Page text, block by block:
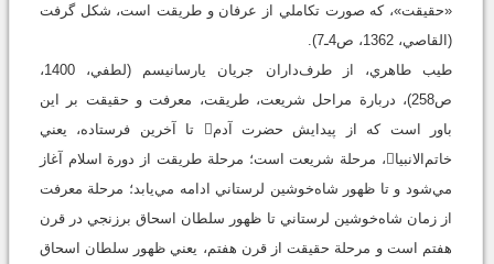
«حقيقت»، که صورت تکاملي از عرفان و طريقت است، شکل گرفت
(القاصي، 1362، ص4ـ7).
طيب طاهري، از طرف‌داران جريان يارسانيسم (لطفي، 1400،
ص258)، دربارة مراحل شريعت، طريقت، معرفت و حقيقت بر اين
باور است که از پيدايش حضرت آدم تا آخرين فرستاده، يعني
خاتم‌الانبيا، مرحلة شريعت است؛ مرحلة طريقت از دورة اسلام آغاز
مي‌شود و تا ظهور شاه‌خوشين لرستاني ادامه مي‌يابد؛ مرحلة معرفت
از زمان شاه‌خوشين لرستاني تا ظهور سلطان اسحاق برزنجي در قرن
هفتم است و مرحلة حقيقت از قرن هفتم، يعني ظهور سلطان اسحاق